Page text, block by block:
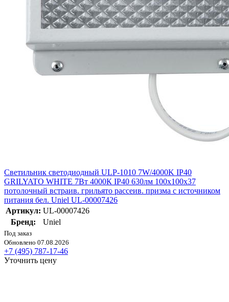
Светильник светодиодный ULP-1010 7W/4000K IP40
GRILYATO WHITE 7Вт 4000К IP40 630лм 100х100х37
потолочный встраив. грильято рассеив. призма с источником
питания бел. Uniel UL-00007426
Артикул: UL-00007426
Бренд:
Uniel
Под заказ
Обновлено 07.08.2026
+7 (495) 787-17-46
Уточнить цену